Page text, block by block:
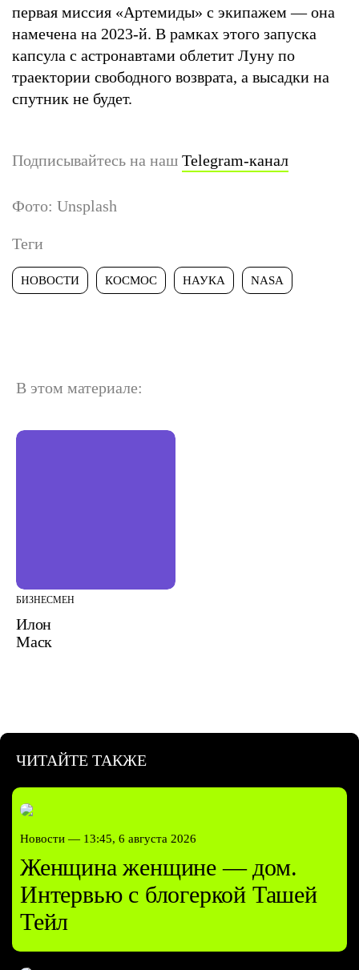
первая миссия «Артемиды» с экипажем — она
намечена на 2023-й. В рамках этого запуска
капсула с астронавтами облетит Луну по
траектории свободного возврата, а высадки на
спутник не будет.
Подписывайтесь на наш Telegram-канал
Фото: Unsplash
Теги
НОВОСТИ КОСМОС НАУКА NASA
В этом материале:
БИЗНЕСМЕН
Илон
Маск
ЧИТАЙТЕ ТАКЖЕ
Новости — 13:45, 6 августа 2026
Женщина женщине — дом.
Интервью с блогеркой Ташей
Тейл